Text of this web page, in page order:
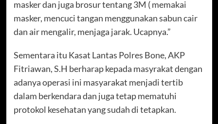
masker dan juga brosur tentang 3M ( memakai
masker, mencuci tangan menggunakan sabun cair
dan air mengalir, menjaga jarak. Ucapnya.”
Sementara itu Kasat Lantas Polres Bone, AKP
Fitriawan, S.H berharap kepada masyrakat dengan
adanya operasi ini masyarakat menjadi tertib
dalam berkendara dan juga tetap mematuhi
protokol kesehatan yang sudah di tetapkan.